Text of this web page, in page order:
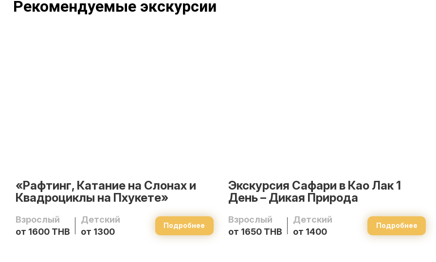
Рекомендуемые экскурсии
«Рафтинг, Катание на Слонах и
Квадроциклы на Пхукете»
Взрослый
от 1600 THB
Детский
от 1300
Подробнее
Экскурсия Сафари в Као Лак 1
День – Дикая Природа
Взрослый
от 1650 THB
Детский
от 1400
Подробнее